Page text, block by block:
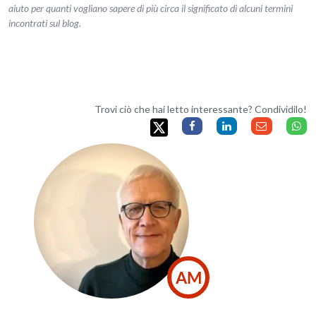
aiuto per quanti vogliano sapere di più circa il significato di alcuni termini
incontrati sul blog.
Trovi ciò che hai letto interessante? Condividilo!
AM